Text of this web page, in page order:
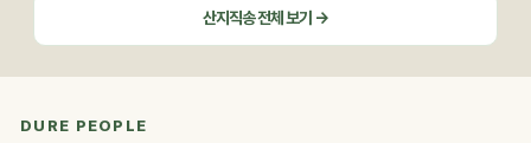
산지직송 전체 보기 →
DURE PEOPLE